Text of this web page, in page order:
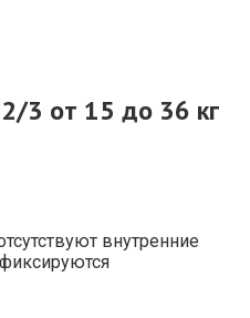
3 от 15 до 36 кг
внутренние